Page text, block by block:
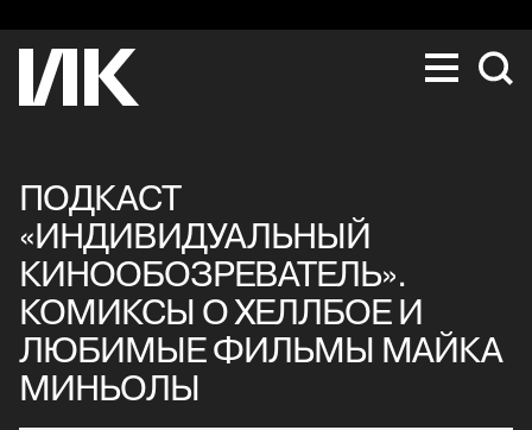
ПОДКАСТ
«ИНДИВИДУАЛЬНЫЙ
КИНООБОЗРЕВАТЕЛЬ».
КОМИКСЫ О ХЕЛЛБОЕ И
ЛЮБИМЫЕ ФИЛЬМЫ МАЙКА
МИНЬОЛЫ